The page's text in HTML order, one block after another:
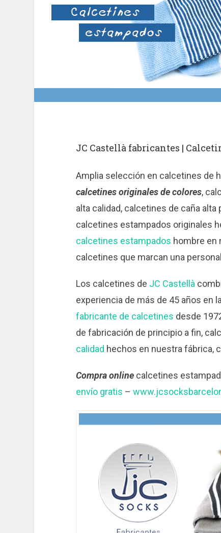
JC Castellà fabricantes |
Amplia selección en calcetines de
calcetines originales de colores,
alta calidad, calcetines de caña alta
calcetines estampados originales
calcetines estampados hombre en
calcetines que marcan una
Los calcetines de JC Castellà
experiencia de más de 45 años en
fabricante de calcetines desde
de fabricación de principio a fin,
calidad hechos en nuestra fábrica,
Compra onlinecalcetines
envío gratis –